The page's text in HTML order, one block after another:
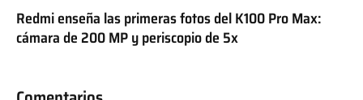
Redmi enseña las primeras fotos del K100 Pro Max:
cámara de 200 MP y periscopio de 5x